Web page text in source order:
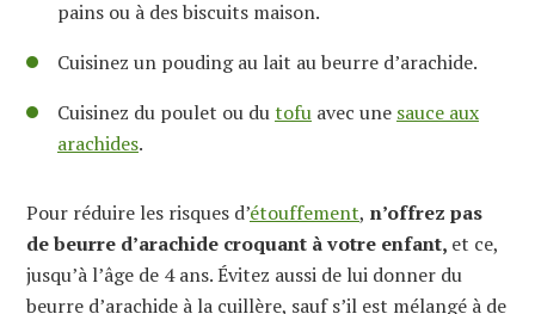
pains ou à des biscuits maison.
Cuisinez un pouding au lait au beurre d’arachide.
Cuisinez du poulet ou dutofu avec une sauce aux
arachides.
Pour réduire les risques d’étouffement, n’offrez pas
de beurre d’arachide croquant à votre enfant, et ce,
jusqu’à l’âge de 4 ans. Évitez aussi de lui donner du
beurre d’arachide à la cuillère, sauf s’il est mélangé à de